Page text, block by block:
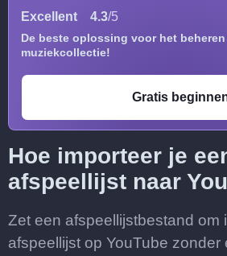
Excellent 4.3/5
De beste oplossing voor het
muziekcollectie!
Gratis
Hoe importeer je
afspeellijst naar
Zet een afspeellijstbestand om
afspeellijst op YouTube zonder